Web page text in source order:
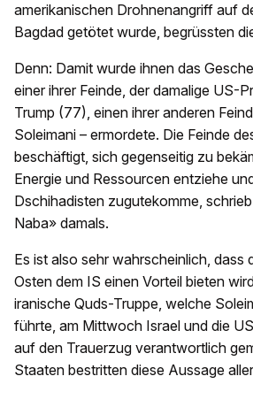
amerikanischen Drohnenangriff auf
Bagdad getötet wurde, begrüssten
Denn: Damit wurde ihnen das
einer ihrer Feinde, der damalige US-
Trump (77), einen ihrer anderen
Soleimani – ermordete. Die Feinde
beschäftigt, sich gegenseitig zu
Energie und Ressourcen entziehe
Dschihadisten zugutekomme,
Naba» damals.
Es ist also sehr wahrscheinlich, dass
Osten dem IS einen Vorteil bieten
iranische Quds-Truppe, welche
führte, am Mittwoch Israel und die
auf den Trauerzug verantwortlich
Staaten bestritten diese Aussage